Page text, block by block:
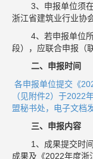
3、申报单位须在
浙江省建筑业行业协
4、若申报单位所
段），应联合申报（
二、申报时间
各申报单位提交《
（见附件2）于2022
盟秘书处，电子文档
三、申报内容
1、成果提交时间
成果及《2022年度浙